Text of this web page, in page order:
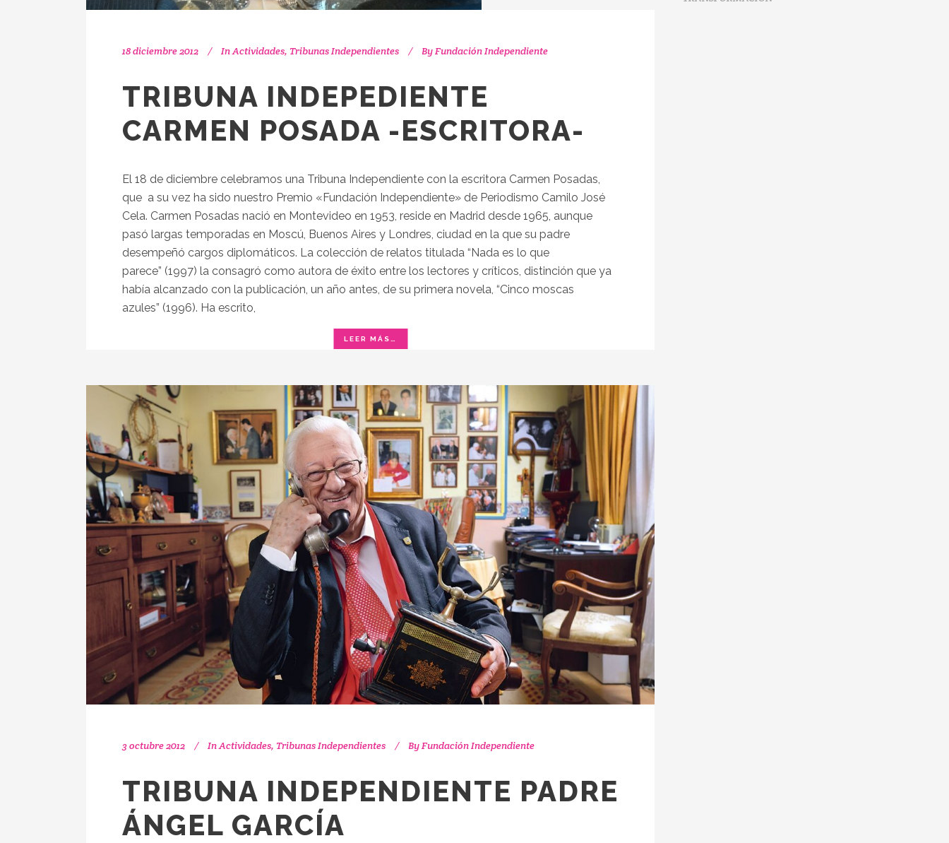
18 diciembre 2012 InActividades, Tribunas Independientes ByFundación Independiente
TRIBUNA INDEPEDIENTE
CARMEN POSADA -ESCRITORA-
El 18 de diciembre celebramos una Tribuna Independiente con la escritora Carmen Posadas,
que a su vez ha sido nuestro Premio «Fundación Independiente» de Periodismo Camilo José
Cela. Carmen Posadas nació en Montevideo en 1953, reside en Madrid desde 1965, aunque
pasó largas temporadas en Moscú, Buenos Aires y Londres, ciudad en la que su padre
desempeñó cargos diplomáticos. La colección de relatos titulada “Nada es lo que
parece” (1997) la consagró como autora de éxito entre los lectores y críticos, distinción que ya
había alcanzado con la publicación, un año antes, de su primera novela, “Cinco moscas
azules” (1996). Ha escrito,
3 octubre 2012 InActividades, Tribunas Independientes ByFundación Independiente
TRIBUNA INDEPENDIENTE PADRE
ÁNGEL GARCÍA